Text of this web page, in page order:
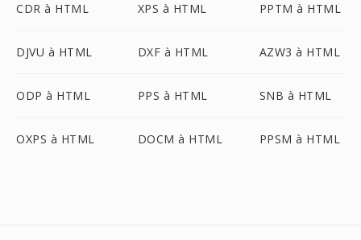
CDR à HTML XPS à HTML PPTM à HTML
DJVU à HTML DXF à HTML AZW3 à HTML
ODP à HTML PPS à HTML SNB à HTML
OXPS à HTML DOCM à HTML PPSM à HTML